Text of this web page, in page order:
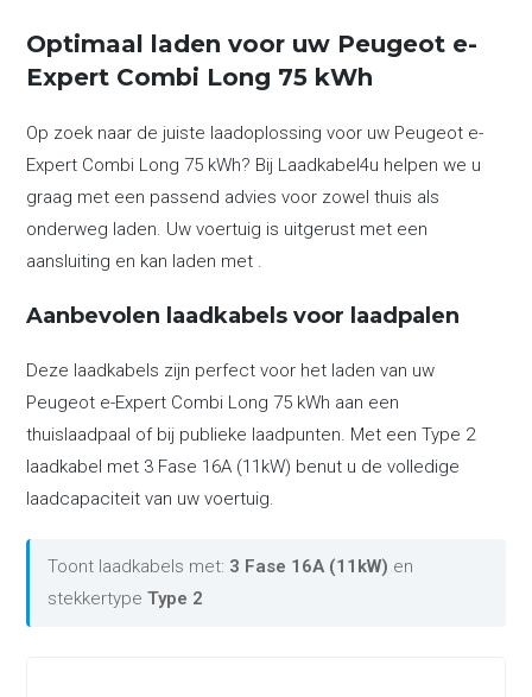
Optimaal laden voor uw Peugeot e-
Expert Combi Long 75 kWh
Op zoek naar de juiste laadoplossing voor uw Peugeot e-
Expert Combi Long 75 kWh? Bij Laadkabel4u helpen we u
graag met een passend advies voor zowel thuis als
onderweg laden. Uw voertuig is uitgerust met een
aansluiting en kan laden met .
Aanbevolen laadkabels voor laadpalen
Deze laadkabels zijn perfect voor het laden van uw
Peugeot e-Expert Combi Long 75 kWh aan een
thuislaadpaal of bij publieke laadpunten. Met een Type 2
laadkabel met 3 Fase 16A (11kW) benut u de volledige
laadcapaciteit van uw voertuig.
Toont laadkabels met: 3 Fase 16A (11kW) en
stekkertypeType 2